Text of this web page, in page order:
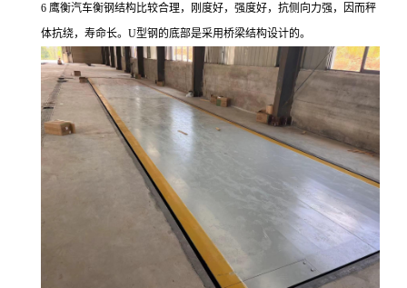
6 鹰衡汽车衡钢结构比较合理，刚度好，强度好，抗侧向力强，因而秤
体抗绕，寿命长。U型钢的底部是采用桥梁结构设计的。